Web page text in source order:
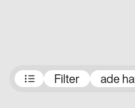
Filter ade